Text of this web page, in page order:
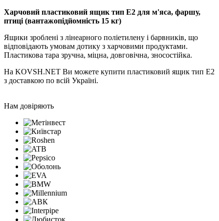
Харчовий пластиковий ящик тип E2 для м'яса, фаршу,
птиці (вантажопідйомність 15 кг)
Ящики зроблені з лінеарного поліетилену і барвників, що
відповідають умовам дотику з харчовими продуктами.
Пластикова тара зручна, міцна, довговічна, зносостійка.
На KOVSH.NET Ви можете купити пластиковий ящик тип E2
з доставкою по всій Україні.
Нам довіряють